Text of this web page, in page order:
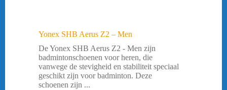
Yonex SHB Aerus Z2 – Men
De Yonex SHB Aerus Z2 - Men zijn
badmintonschoenen voor heren, die
vanwege de stevigheid en stabiliteit speciaal
geschikt zijn voor badminton. Deze
schoenen zijn ...